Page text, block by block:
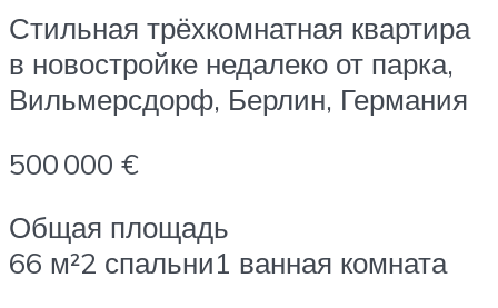
Стильная трёхкомнатная квартира
в новостройке недалеко от парка,
Вильмерсдорф, Берлин, Германия
500 000 €
Общая площадь
66 м²2 спальни1 ванная комната